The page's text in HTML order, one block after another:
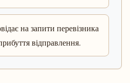
на запити перевізника
відправлення.